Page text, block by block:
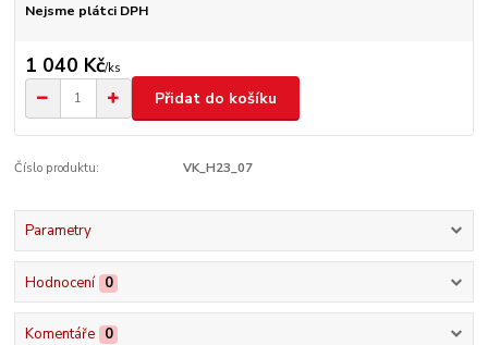
Nejsme plátci DPH
1 040 Kč/ks
Přidat do košíku
Číslo produktu: VK_H23_07
Parametry
Hodnocení 0
Komentáře 0